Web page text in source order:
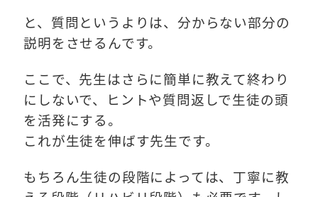
と、質問というよりは、分からない部分の
説明をさせるんです。
ここで、先生はさらに簡単に教えて終わり
にしないで、ヒントや質問返しで生徒の頭
を活発にする。
これが生徒を伸ばす先生です。
もちろん生徒の段階によっては、丁寧に教